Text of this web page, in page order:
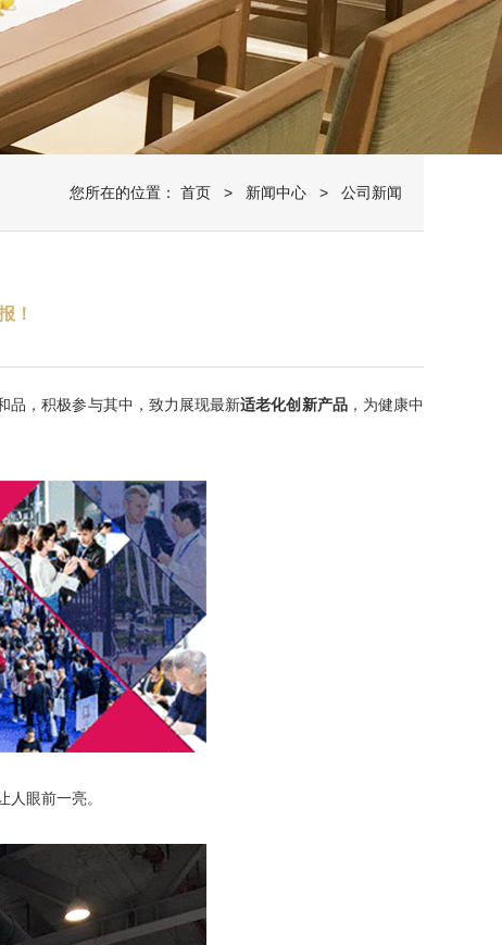
您所在的位置： 首页 > 新闻中心 > 公司新闻
！
品，积极参与其中，致力展现最新适老化创新产品，为健康中
眼前一亮。